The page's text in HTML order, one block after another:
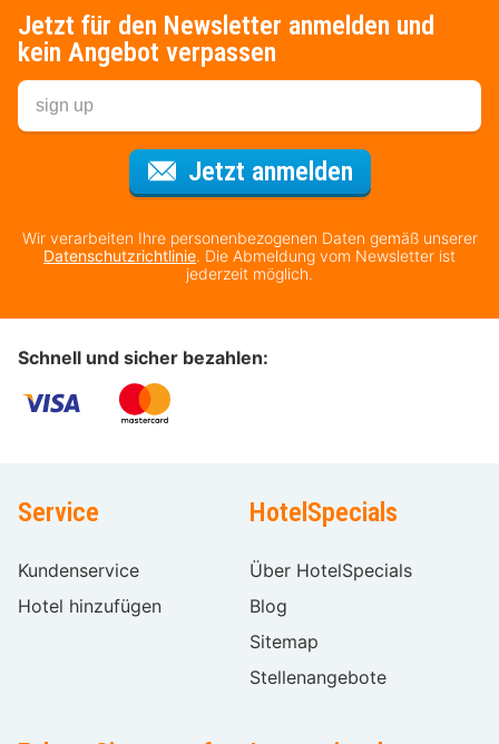
Jetzt für den Newsletter anmelden und
kein Angebot verpassen
Jetzt anmeldenFür den
Wir verarbeiten Ihre personenbezogenen Daten gemäß unserer
Datenschutzrichtlinie. Die Abmeldung vom Newsletter ist
jederzeit möglich.
Schnell und sicher bezahlen:
Service
Kundenservice
Hotel hinzufügen
HotelSpecials
Über HotelSpecials
Blog
Sitemap
Stellenangebote